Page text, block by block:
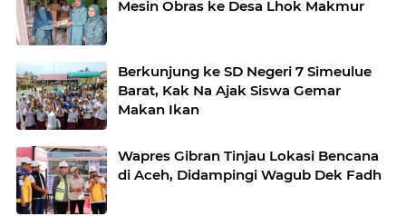
Mesin Obras ke Desa Lhok Makmur
Berkunjung ke SD Negeri 7 Simeulue
Barat, Kak Na Ajak Siswa Gemar
Makan Ikan
Wapres Gibran Tinjau Lokasi Bencana
di Aceh, Didampingi Wagub Dek Fadh